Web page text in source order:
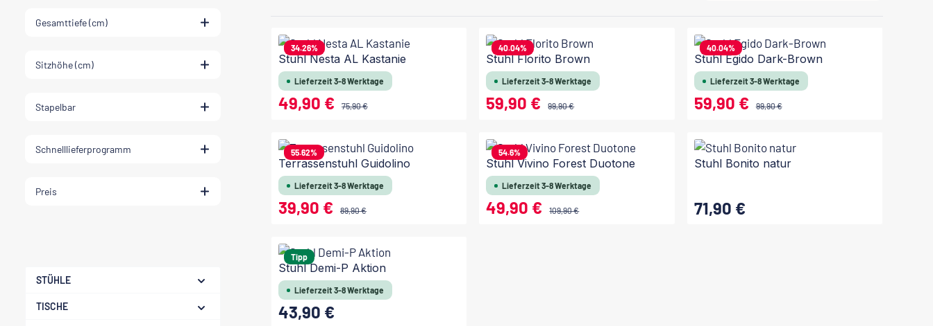
Gesamttiefe (cm)
Sitzhöhe (cm)
Stapelbar
Schnelllieferprogramm
Preis
STÜHLE
TISCHE
34.26%
Stuhl Nesta AL Kastanie
Lieferzeit 3-8 Werktage
Verkaufspreis:
49,90 € Regulärer Preis:
75,90 €
In den Warenkorb
40.04%
Stuhl Florito Brown
Lieferzeit 3-8 Werktage
Verkaufspreis:
59,90 € Regulärer Preis:
99,90 €
In den Warenkorb
40.04%
Stuhl Egido Dark-Brown
Lieferzeit 3-8 Werktage
Verkaufspreis:
59,90 € Regulärer Preis:
99,90 €
In den Warenkorb
55.62%
Terrassenstuhl Guidolino
Lieferzeit 3-8 Werktage
Verkaufspreis:
39,90 € Regulärer Preis:
89,90 €
In den Warenkorb
54.6%
Stuhl Vivino Forest Duotone
Lieferzeit 3-8 Werktage
Verkaufspreis:
49,90 € Regulärer Preis:
109,90 €
Stuhl Bonito natur
Regulärer Preis:
71,90 €
Tipp
Stuhl Demi-P Aktion
Lieferzeit 3-8 Werktage
Regulärer Preis:
43,90 €